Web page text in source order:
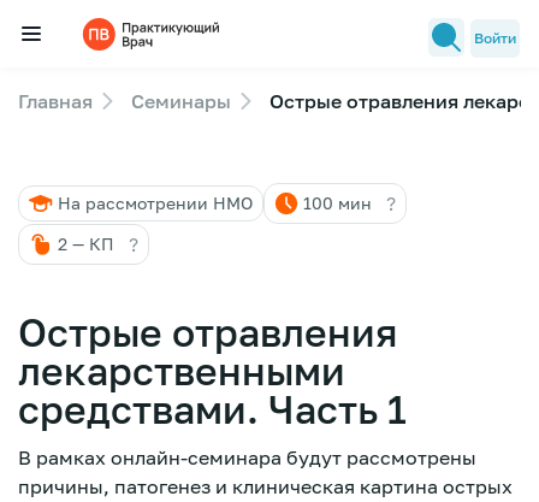
Семинары
Лекторы
FAQ
Войти
Главная Семинары Острые отравления
На рассмотрении НМО 100 мин ?
2 — КП ?
Острые отравления
лекарственными
средствами. Часть 1
В рамках онлайн-семинара будут рассмотрены
причины, патогенез и клиническая картина острых